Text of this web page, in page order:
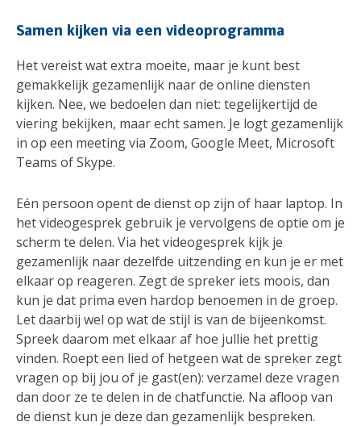
Samen kijken via een videoprogramma
Het vereist wat extra moeite, maar je kunt best
gemakkelijk gezamenlijk naar de online diensten
kijken. Nee, we bedoelen dan niet: tegelijkertijd de
viering bekijken, maar echt samen. Je logt gezamenlijk
in op een meeting via Zoom, Google Meet, Microsoft
Teams of Skype.
Eén persoon opent de dienst op zijn of haar laptop. In
het videogesprek gebruik je vervolgens de optie om je
scherm te delen. Via het videogesprek kijk je
gezamenlijk naar dezelfde uitzending en kun je er met
elkaar op reageren. Zegt de spreker iets moois, dan
kun je dat prima even hardop benoemen in de groep.
Let daarbij wel op wat de stijl is van de bijeenkomst.
Spreek daarom met elkaar af hoe jullie het prettig
vinden. Roept een lied of hetgeen wat de spreker zegt
vragen op bij jou of je gast(en): verzamel deze vragen
dan door ze te delen in de chatfunctie. Na afloop van
de dienst kun je deze dan gezamenlijk bespreken.